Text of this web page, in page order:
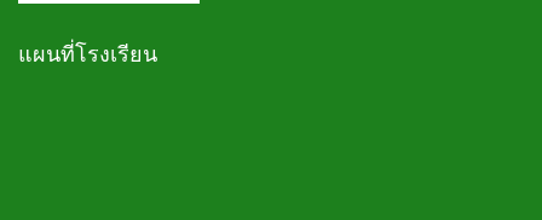
แผนที่โรงเรียน